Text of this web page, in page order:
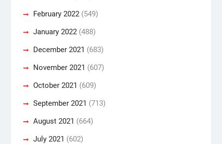
February 2022(549)
January 2022(488)
December 2021 (683)
November 2021 (607)
October 2021 (609)
September 2021 (713)
August 2021 (664)
July 2021 (602)